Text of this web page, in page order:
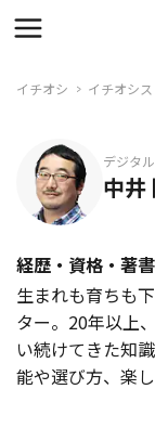
イチオシ イチオシ
デジタ
中井
経歴・資格・著書
生まれも育ちも
ター。20年以上
い続けてきた知
能や選び方、楽